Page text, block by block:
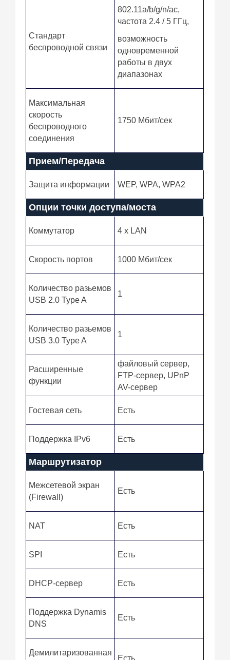
Стандарт
беспроводной связи
802.11a/b/g/n/ac,
частота 2.4 / 5 ГГц,
возможность
одновременной
работы в двух
диапазонах
Максимальная
скорость
беспроводного
соединения
1750 Мбит/сек
Прием/Передача
Защита информации WEP, WPA, WPA2
Опции точки доступа/моста
Коммутатор 4 x LAN
Скорость портов 1000 Мбит/сек
Количество разьемов
USB 2.0 Type A
1
Количество разьемов
USB 3.0 Type A
1
Расширенные
функции
файловый сервер,
FTP-сервер, UPnP
AV-сервер
Гостевая сеть Есть
Поддержка IPv6 Есть
Маршрутизатор
Межсетевой экран
(Firewall)
Есть
NAT Есть
SPI Есть
DHCP-сервер Есть
Поддержка Dynamis
DNS
Есть
Демилитаризованная
Есть